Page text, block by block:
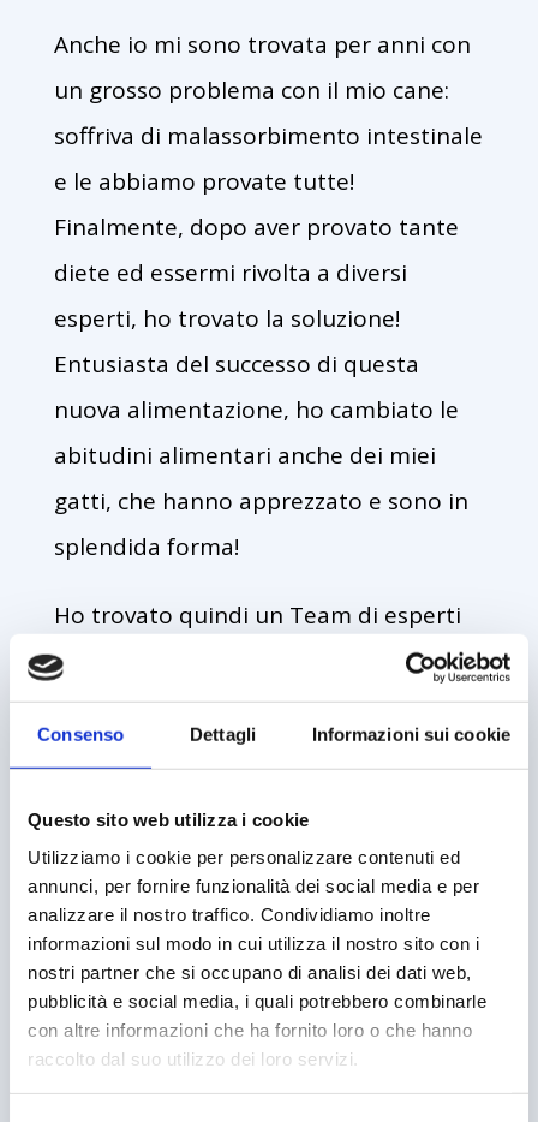
Consenso Dettagli Informazioni sui cookie
Questo sito web utilizza i cookie
Utilizziamo i cookie per personalizzare contenuti ed
annunci, per fornire funzionalità dei social media e per
analizzare il nostro traffico. Condividiamo inoltre
informazioni sul modo in cui utilizza il nostro sito con i
nostri partner che si occupano di analisi dei dati web,
pubblicità e social media, i quali potrebbero combinarle
con altre informazioni che ha fornito loro o che hanno
raccolto dal suo utilizzo dei loro servizi.
Anche io mi sono trovata per anni con
un grosso problema con il mio cane:
soffriva di malassorbimento intestinale
e le abbiamo provate tutte!
Finalmente, dopo aver provato tante
diete ed essermi rivolta a diversi
esperti, ho trovato la soluzione!
Entusiasta del successo di questa
nuova alimentazione, ho cambiato le
abitudini alimentari anche dei miei
gatti, che hanno apprezzato e sono in
splendida forma!
Ho trovato quindi un Team di esperti
che ha cambiato la vita del mio cane:
da quel giorno non è più stato male!
Visti i miei studi in Biologia e la
consapevolezza che l’alimentazione è
fondamentale per il benessere
psicofisico del cane, entusiasta del
cambiamento, sono entrata a far parte
di questo Team!
Oggi sono Tecnica Esperta in